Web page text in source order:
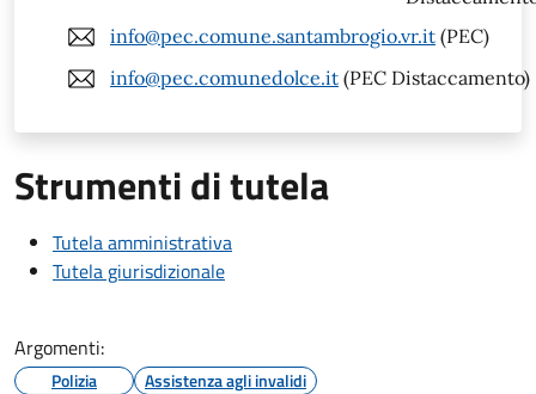
info@pec.comune.santambrogio.vr.it (PEC)
info@pec.comunedolce.it (PEC Distaccamento)
Strumenti di tutela
Tutela amministrativa
Tutela giurisdizionale
Argomenti:
Polizia Assistenza agli invalidi